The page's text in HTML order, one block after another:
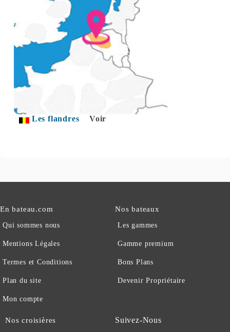
Les flandres Voir
En bateau.com
Qui sommes nous
Mentions Légales
Termes et Conditions
Plan du site
Mon compte
Nos bateaux
Les gammes
Gamme premium
Bons Plans
Devenir Propriétaire
Nos croisières Suivez-Nous